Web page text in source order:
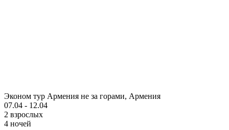
Эконом тур Армения не за горами, Армения
07.04 - 12.04
2 взрослых
4 ночей